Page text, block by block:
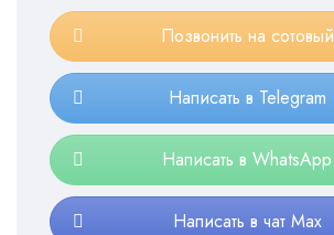
Позвонить на сотовый
Написать в Telegram
Написать в WhatsApp
Написать в чат Max